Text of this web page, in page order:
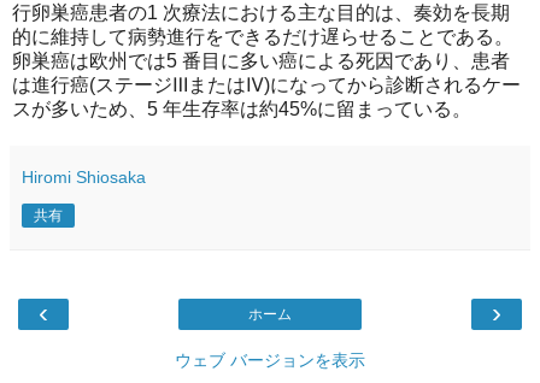
行卵巣癌患者の1 次療法における主な目的は、奏効を長期
的に維持して病勢進行をできるだけ遅らせることである。
卵巣癌は欧州では5 番目に多い癌による死因であり、患者
は進行癌(ステージⅢまたはⅣ)になってから診断されるケー
スが多いため、5 年生存率は約45%に留まっている。
Hiromi Shiosaka
共有
‹ ›
ホーム
ウェブ バージョンを表示